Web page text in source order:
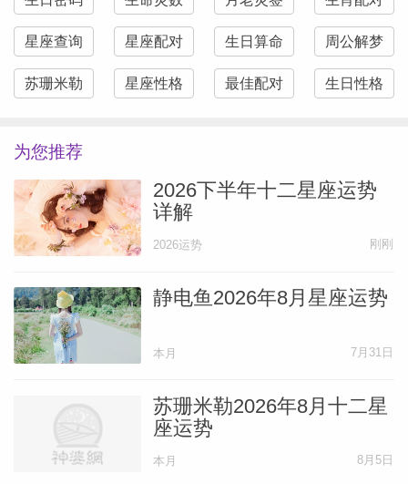
压，不要让低气压或者别人的低气压影响到
你。不要自己乱吃药乱用药，也别因为想逃
避现实而过分沉溺，购物啊、追星啊，反正
有点问题，但事情最后都能解决，真无需太
其次在生活和工作中，可能有些失误马虎，
传达信息出错，说错话，表述有问题等。所
以在写作、提案、汇报的时候要多检查。提
防信息、隐私泄露，不要被人套话，如果你
有公司的机密，或掌握一些关键数据的话，
总的来说吧，啥行星逆行，都是一波回忆
杀。比如说怀旧情绪浓，被过去的事情左右
星座查询 星座配对 生日算命 周公解梦
苏珊米勒 星座性格 最佳配对 生日性格
为您推荐
2026下半年十二星座运势
详解
2026运势 刚刚
静电鱼2026年8月星座运势
本月 7月31日
苏珊米勒2026年8月十二星
座运势
本月 8月5日